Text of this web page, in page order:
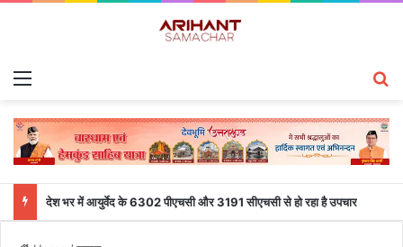
देश भर में आयुर्वेद के 6302 पीएचसी और 3191 सीएचसी से हो रहा है उपचार